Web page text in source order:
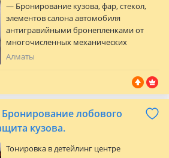
ниже Абая. Точн…
— Бронирование кузова, фар, стекол,
элементов салона автомобиля
антигравийными бронепленками от
многочисленных механических
повреждений — сколы, царапины,
насекомых, царапины от ногтей в
районе дверной ручки и т. Д. Пленка
помогает сохранить целостность
заводского лакокрасочного покрытия
на срок от 5 до 10 лет Пленка не желтеет
не…
Алматы
Бронирование лобового
кузова.
Тонировка в детейлинг центре